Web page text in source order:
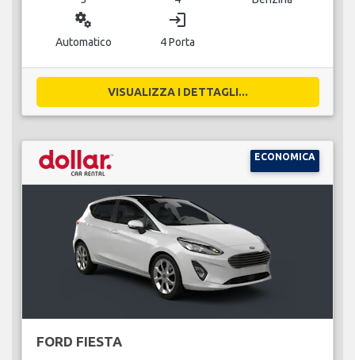
miscellaneous_services
Automatico
login
4 Porta
VISUALIZZA I DETTAGLI...
ECONOMICA
FORD FIESTA